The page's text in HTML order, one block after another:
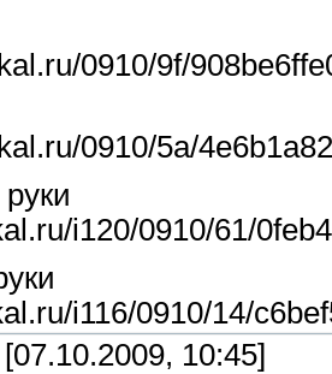
0910/9f/
0910/5a/
i120/0910/61/
i116/0910/14/
10:45]